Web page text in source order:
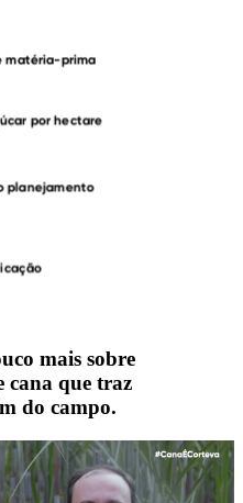
mais sobre
cana que traz
do campo.